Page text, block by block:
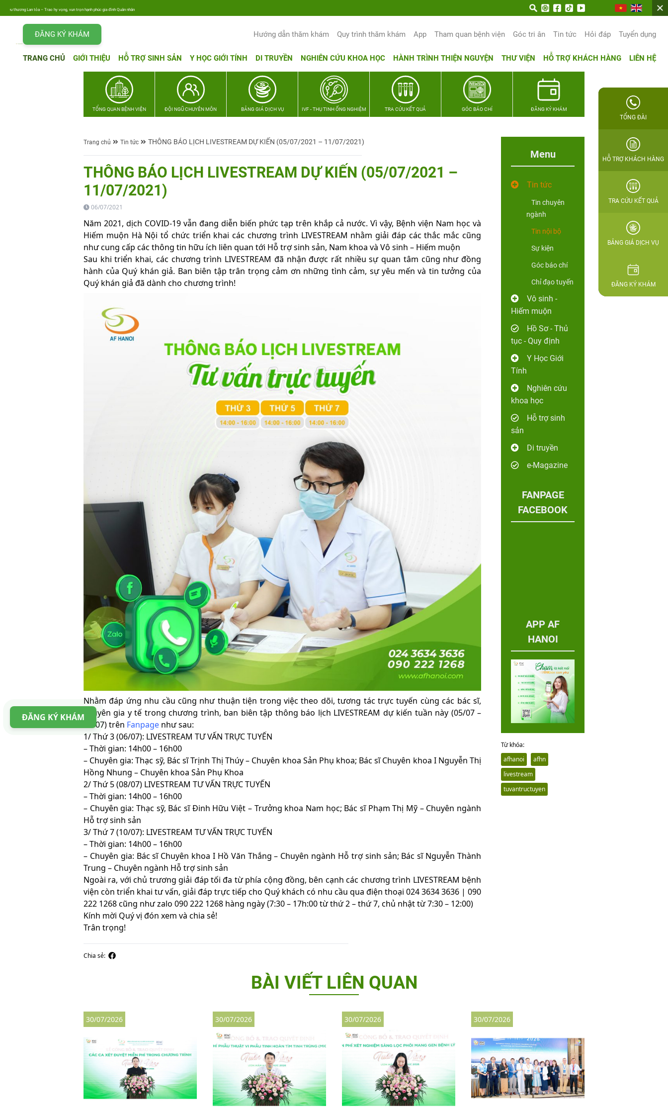
thương Lan tỏa – Trao hy vọng, vun trọn hạnh phúc gia đình Quân nhân
ĐĂNG KÝ KHÁM Hướng dẫn thăm khám Quy trình thăm khám App Tham quan bệnh viện Góc tri ân Tin tức Hỏi đáp Tuyển dụng
TRANG CHỦ GIỚI THIỆU HỖ TRỢ SINH SẢN Y HỌC GIỚI TÍNH DI TRUYỀN NGHIÊN CỨU KHOA HỌC HÀNH TRÌNH THIỆN NGUYỆN THƯ VIỆN HỖ TRỢ KHÁCH HÀNG LIÊN HỆ
TỔNG QUAN BỆNH VIỆN ĐỘI NGŨ CHUYÊN MÔN BẢNG GIÁ DỊCH VỤ IVF - THỤ TINH ỐNG NGHIỆM TRA CỨU KẾT QUẢ GÓC BÁO CHÍ ĐĂNG KÝ KHÁM
Trang chủ Tin tức THÔNG BÁO LỊCH LIVESTREAM DỰ KIẾN (05/07/2021 – 11/07/2021)
THÔNG BÁO LỊCH LIVESTREAM DỰ KIẾN (05/07/2021 –
11/07/2021)
06/07/2021
Năm 2021, dịch COVID-19 vẫn đang diễn biến phức tạp trên khắp cả nước. Vì vậy, Bệnh viện Nam học và
Hiếm muộn Hà Nội tổ chức triển khai các chương trình LIVESTREAM nhằm giải đáp các thắc mắc cũng
như cung cấp các thông tin hữu ích liên quan tới Hỗ trợ sinh sản, Nam khoa và Vô sinh – Hiếm muộn
Sau khi triển khai, các chương trình LIVESTREAM đã nhận được rất nhiều sự quan tâm cũng như đồng
hành của Quý khán giả. Ban biên tập trân trọng cảm ơn những tình cảm, sự yêu mến và tin tưởng của
Quý khán giả đã dành cho chương trình!
Nhằm đáp ứng nhu cầu cũng như thuận tiện trong việc theo dõi, tương tác trực tuyến cùng các bác sĩ,
chuyên gia y tế trong chương trình, ban biên tập thông báo lịch LIVESTREAM dự kiến tuần này (05/07 –
11/07) trên Fanpage như sau:
1/ Thứ 3 (06/07): LIVESTREAM TƯ VẤN TRỰC TUYẾN
– Thời gian: 14h00 – 16h00
– Chuyên gia: Thạc sỹ, Bác sĩ Trịnh Thị Thúy – Chuyên khoa Sản Phụ khoa; Bác sĩ Chuyên khoa I Nguyễn Thị
Hồng Nhung – Chuyên khoa Sản Phụ Khoa
2/ Thứ 5 (08/07) LIVESTREAM TƯ VẤN TRỰC TUYẾN
– Thời gian: 14h00 – 16h00
– Chuyên gia: Thạc sỹ, Bác sĩ Đinh Hữu Việt – Trưởng khoa Nam học; Bác sĩ Phạm Thị Mỹ – Chuyên ngành
Hỗ trợ sinh sản
3/ Thứ 7 (10/07): LIVESTREAM TƯ VẤN TRỰC TUYẾN
– Thời gian: 14h00 – 16h00
– Chuyên gia: Bác sĩ Chuyên khoa I Hồ Văn Thắng – Chuyên ngành Hỗ trợ sinh sản; Bác sĩ Nguyễn Thành
Trung – Chuyên ngành Hỗ trợ sinh sản
Ngoài ra, với chủ trương giải đáp tối đa từ phía cộng đồng, bên cạnh các chương trình LIVESTREAM bệnh
viện còn triển khai tư vấn, giải đáp trực tiếp cho Quý khách có nhu cầu qua điện thoại 024 3634 3636 | 090
222 1268 cũng như zalo 090 222 1268 hàng ngày (7:30 – 17h:00 từ thứ 2 – thứ 7, chủ nhật từ 7:30 – 12:00)
Kính mời Quý vị đón xem và chia sẻ!
Trân trọng!
Chia sẻ:
Menu
Tin tức
Tin chuyên
ngành
Tin nội bộ
Sự kiện
Góc báo chí
Chỉ đạo tuyến
Vô sinh -
Hiếm muộn
Hồ Sơ - Thủ
tục - Quy định
Y Học Giới
Tính
Nghiên cứu
khoa học
Hỗ trợ sinh
sản
Di truyền
e-Magazine
FANPAGE
FACEBOOK
APP AF
HANOI
Từ khóa:
afhanoi
afhn
livestream
tuvantructuyen
BÀI VIẾT LIÊN QUAN
30/07/2026 30/07/2026 30/07/2026 30/07/2026
TỔNG ĐÀI
HỖ TRỢ KHÁCH HÀNG
TRA CỨU KẾT QUẢ
BẢNG GIÁ DỊCH VỤ
ĐĂNG KÝ KHÁM
ĐĂNG KÝ KHÁM